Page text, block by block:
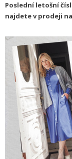
Poslední letošní
najdete v prodeji